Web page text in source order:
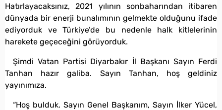
Hatırlayacaksınız, 2021 yılının sonbaharından itibaren
dünyada bir enerji bunalımının gelmekte olduğunu ifade
ediyorduk ve Türkiye’de bu nedenle halk kitlelerinin
harekete geçeceğini görüyorduk.
Şimdi Vatan Partisi Diyarbakır İl Başkanı Sayın Ferdi
Tanhan hazır galiba. Sayın Tanhan, hoş geldiniz
yayınımıza.
“Hoş bulduk. Sayın Genel Başkanım, Sayın İlker Yücel,